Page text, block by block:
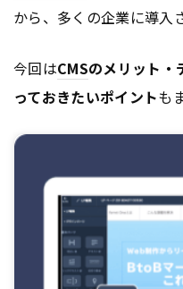
から、多くの企業に導入
今回はCMSのメリット・
っておきたいポイントも